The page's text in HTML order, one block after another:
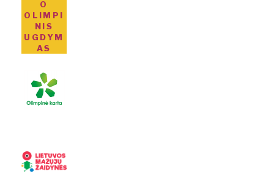
O
OLIMPI
NIS
UGDYM
AS